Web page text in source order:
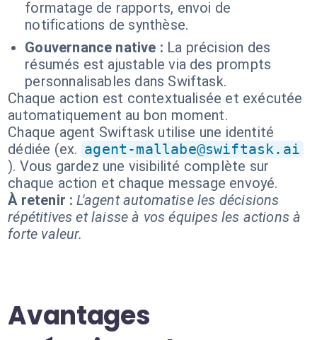
formatage de rapports, envoi de
notifications de synthèse.
Gouvernance native : La précision des
résumés est ajustable via des prompts
personnalisables dans Swiftask.
Chaque action est contextualisée et exécutée
automatiquement au bon moment.
Chaque agent Swiftask utilise une identité
dédiée (ex. agent-mallabe@swiftask.ai
). Vous gardez une visibilité complète sur
chaque action et chaque message envoyé.
À retenir : L'agent automatise les décisions
répétitives et laisse à vos équipes les actions à
forte valeur.
Avantages